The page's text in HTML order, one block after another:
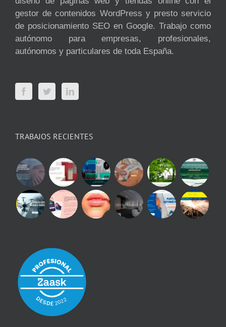
gestor de contenidos WordPress y presto servicio
de posicionamiento SEO en Google. Trabajo como
autónomo para empresas, profesionales,
autónomos y particulares de toda España.
TRABAJOS RECIENTES